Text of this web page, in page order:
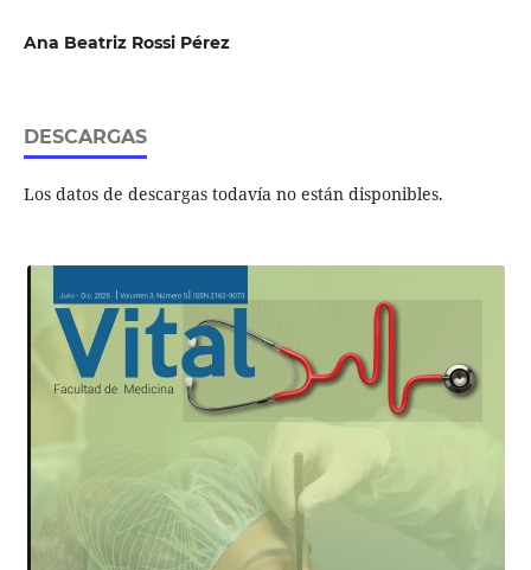
Ana Beatriz Rossi Pérez
DESCARGAS
Los datos de descargas todavía no están disponibles.